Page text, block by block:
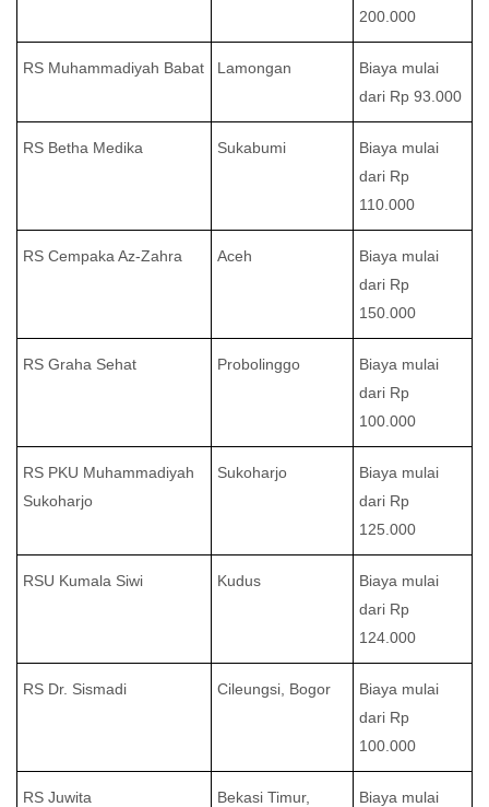
200.000
RS Muhammadiyah Babat Lamongan
Biaya mulai
dari Rp 93.000
RS Betha Medika Sukabumi
Biaya mulai
dari Rp
110.000
RS Cempaka Az-Zahra Aceh
Biaya mulai
dari Rp
150.000
RS Graha Sehat Probolinggo
Biaya mulai
dari Rp
100.000
RS PKU Muhammadiyah
Sukoharjo
Sukoharjo
Biaya mulai
dari Rp
125.000
RSU Kumala Siwi Kudus
Biaya mulai
dari Rp
124.000
RS Dr. Sismadi Cileungsi, Bogor
Biaya mulai
dari Rp
100.000
RS Juwita
Bekasi Timur,
Biaya mulai